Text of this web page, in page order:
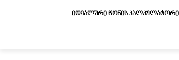
ᲘᲓᲔᲐᲚᲣᲠᲘ ᲬᲝᲜᲘᲡ ᲙᲐᲚᲙᲣᲚᲐᲢᲝᲠᲘ